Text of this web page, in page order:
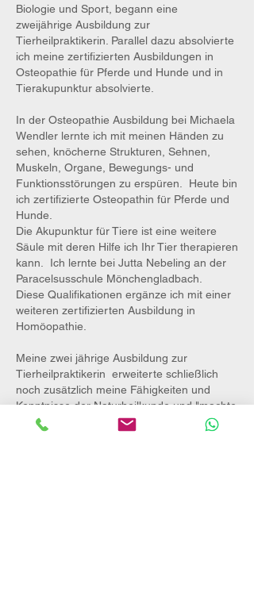
Biologie und Sport, begann eine
zweijährige Ausbildung zur
Tierheilpraktikerin. Parallel dazu absolvierte
ich meine zertifizierten Ausbildungen in
Osteopathie für Pferde und Hunde und in
Tierakupunktur absolvierte.
In der Osteopathie Ausbildung bei Michaela
Wendler lernte ich mit meinen Händen zu
sehen, knöcherne Strukturen, Sehnen,
Muskeln, Organe, Bewegungs- und
Funktionsstörungen zu erspüren. Heute bin
ich zertifizierte Osteopathin für Pferde und
Hunde.
Die Akupunktur für Tiere ist eine weitere
Säule mit deren Hilfe ich Ihr Tier therapieren
kann. Ich lernte bei Jutta Nebeling an der
Paracelsusschule Mönchengladbach.
Diese Qualifikationen ergänze ich mit einer
weiteren zertifizierten Ausbildung in
Homöopathie.
Meine zwei jährige Ausbildung zur
Tierheilpraktikerin erweiterte schließlich
noch zusätzlich meine Fähigkeiten und
Kenntnisse der Naturheilkunde und "machte
das Ganze rund". Seit 2020 bin ich nach